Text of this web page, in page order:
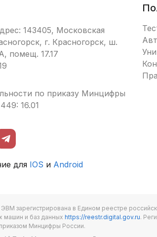
143405, Московская
г. Красногорск, ш.
помещ. 17.17
по приказу Минцифры
16.01
для IOS и Android
зарегистрирована в Едином реестре
машин и баз данных https://reestr.digital.gov.ru.
приказом Минцифры России.